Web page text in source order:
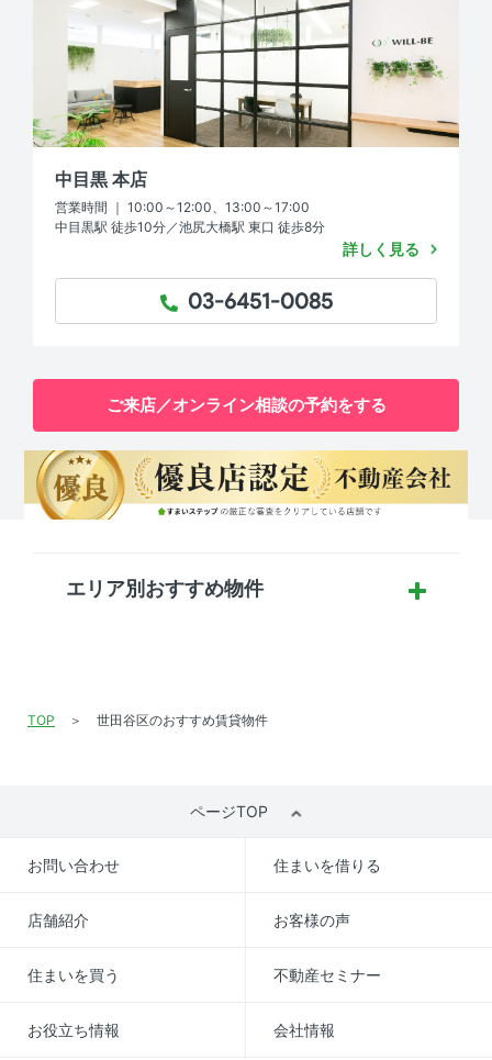
中目黒 本店
営業時間 ｜ 10:00～12:00、13:00～17:00
中目黒駅 徒歩10分／池尻大橋駅 東口 徒歩8分
TEL：
03-6451-0085
詳しく見る
ご来店／オンライン相談の予約をする
エリア別おすすめ物件
TOP 世田谷区のおすすめ賃貸物件
ページTOP
お問い合わせ 住まいを借りる
店舗紹介 お客様の声
住まいを買う 不動産セミナー
お役立ち情報 会社情報